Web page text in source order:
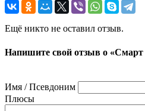
Ещё никто не оставил отзыв.
Напишите свой отзыв о «Смарт
Имя / Псевдоним
Плюсы